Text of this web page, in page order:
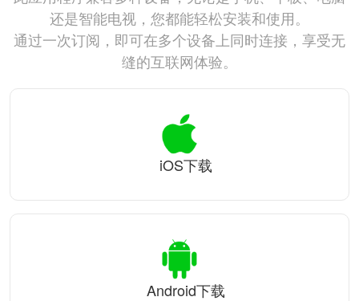
还是智能电视，您都能轻松安装和使用。
通过一次订阅，即可在多个设备上同时连接，享受无
缝的互联网体验。
iOS下载
Android下载